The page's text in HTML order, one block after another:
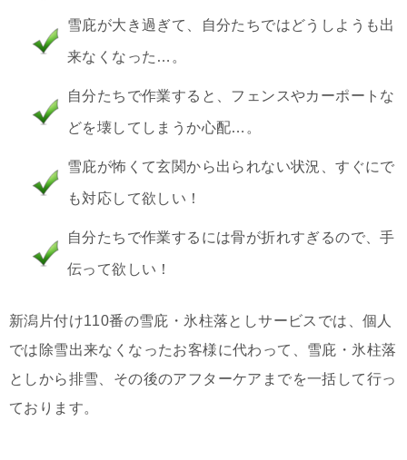
雪庇が大き過ぎて、自分たちではどうしようも出
来なくなった…。
自分たちで作業すると、フェンスやカーポートな
どを壊してしまうか心配…。
雪庇が怖くて玄関から出られない状況、すぐにで
も対応して欲しい！
自分たちで作業するには骨が折れすぎるので、手
伝って欲しい！
新潟片付け110番の雪庇・氷柱落としサービスでは、個人
では除雪出来なくなったお客様に代わって、雪庇・氷柱落
としから排雪、その後のアフターケアまでを一括して行っ
ております。